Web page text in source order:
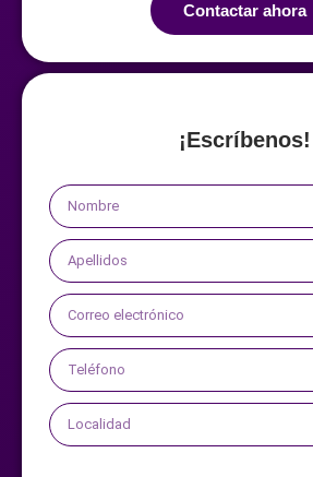
Contactar ahora
¡Escríbenos!